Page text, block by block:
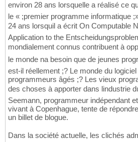
environ 28 ans lorsquelle a réalisé ce
le « ;premier programme informatique
24 ans lorsquil a écrit On Computable
Application to the
mondialement connus contribuent à
le monde na besoin que de jeunes
est-il réellement ;? Le monde du
programmeurs âgés ;? Les vieux
des choses à apporter dans lindustrie
Seemann, programmeur indépendant
vivant à Copenhague, tente de
un billet de blogue.
Dans la société actuelle, les clichés